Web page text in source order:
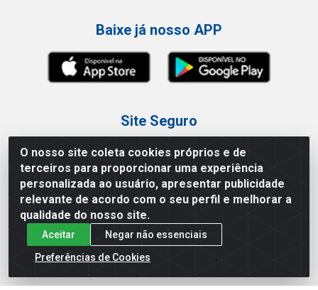
O nosso site coleta cookies próprios e de
terceiros para proporcionar uma experiência
personalizada ao usuário, apresentar publicidade
relevante de acordo com o seu perfil e melhorar a
qualidade do nosso site.
Aceitar
Negar não essenciais
Preferências de Cookies
Baixe já nosso APP
Site Seguro
Loja / Showroom
Tel.: (11) 3227-0546
Av Vautier, 587/597 - Pari - São Paulo/SP